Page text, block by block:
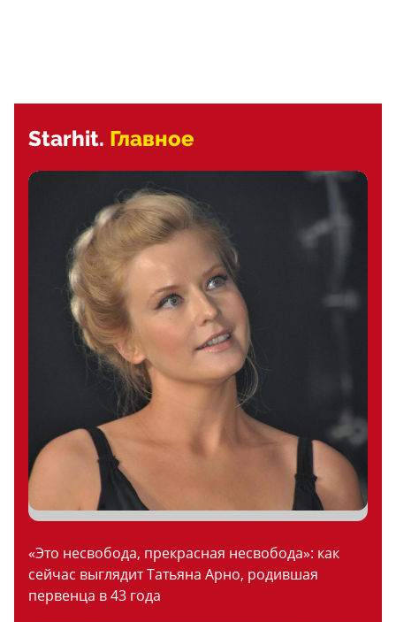
Starhit. Главное
«Это несвобода, прекрасная несвобода»: как
сейчас выглядит Татьяна Арно, родившая
первенца в 43 года